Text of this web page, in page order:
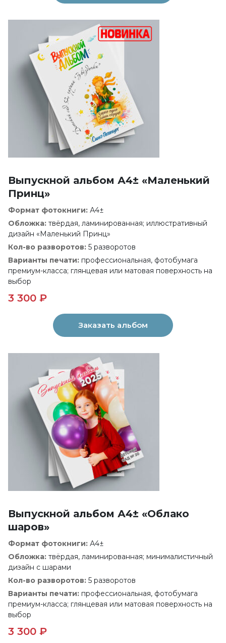
Выпускной альбом А4± «Маленький
Принц»
Формат фотокниги: А4±
Обложка: твёрдая, ламинированная; иллюстративный
дизайн «Маленький Принц»
Кол-во разворотов: 5 разворотов
Варианты печати: профессиональная, фотобумага
премиум-класса; глянцевая или матовая поверхность на
выбор
3 300 ₽
Заказать альбом
Выпускной альбом А4± «Облако
шаров»
Формат фотокниги: А4±
Обложка: твёрдая, ламинированная; минималистичный
дизайн с шарами
Кол-во разворотов: 5 разворотов
Варианты печати: профессиональная, фотобумага
премиум-класса; глянцевая или матовая поверхность на
выбор
3 300 ₽